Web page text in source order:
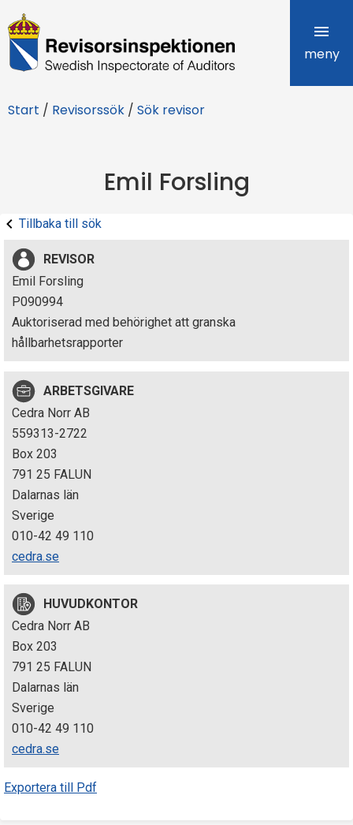
R
e
i
r
s
i
n
s
p
e
k
t
i
o
n
e
n
meny
Start / Revisorssök / Sök revisor
Emil Forsling
Tillbaka till sök
REVISOR
Emil Forsling
P090994
Auktoriserad med behörighet att granska
hållbarhetsrapporter
ARBETSGIVARE
Cedra Norr AB
559313-2722
Box 203
791 25 FALUN
Dalarnas län
Sverige
010-42 49 110
cedra.se
HUVUDKONTOR
Cedra Norr AB
Box 203
791 25 FALUN
Dalarnas län
Sverige
010-42 49 110
cedra.se
Exportera till Pdf